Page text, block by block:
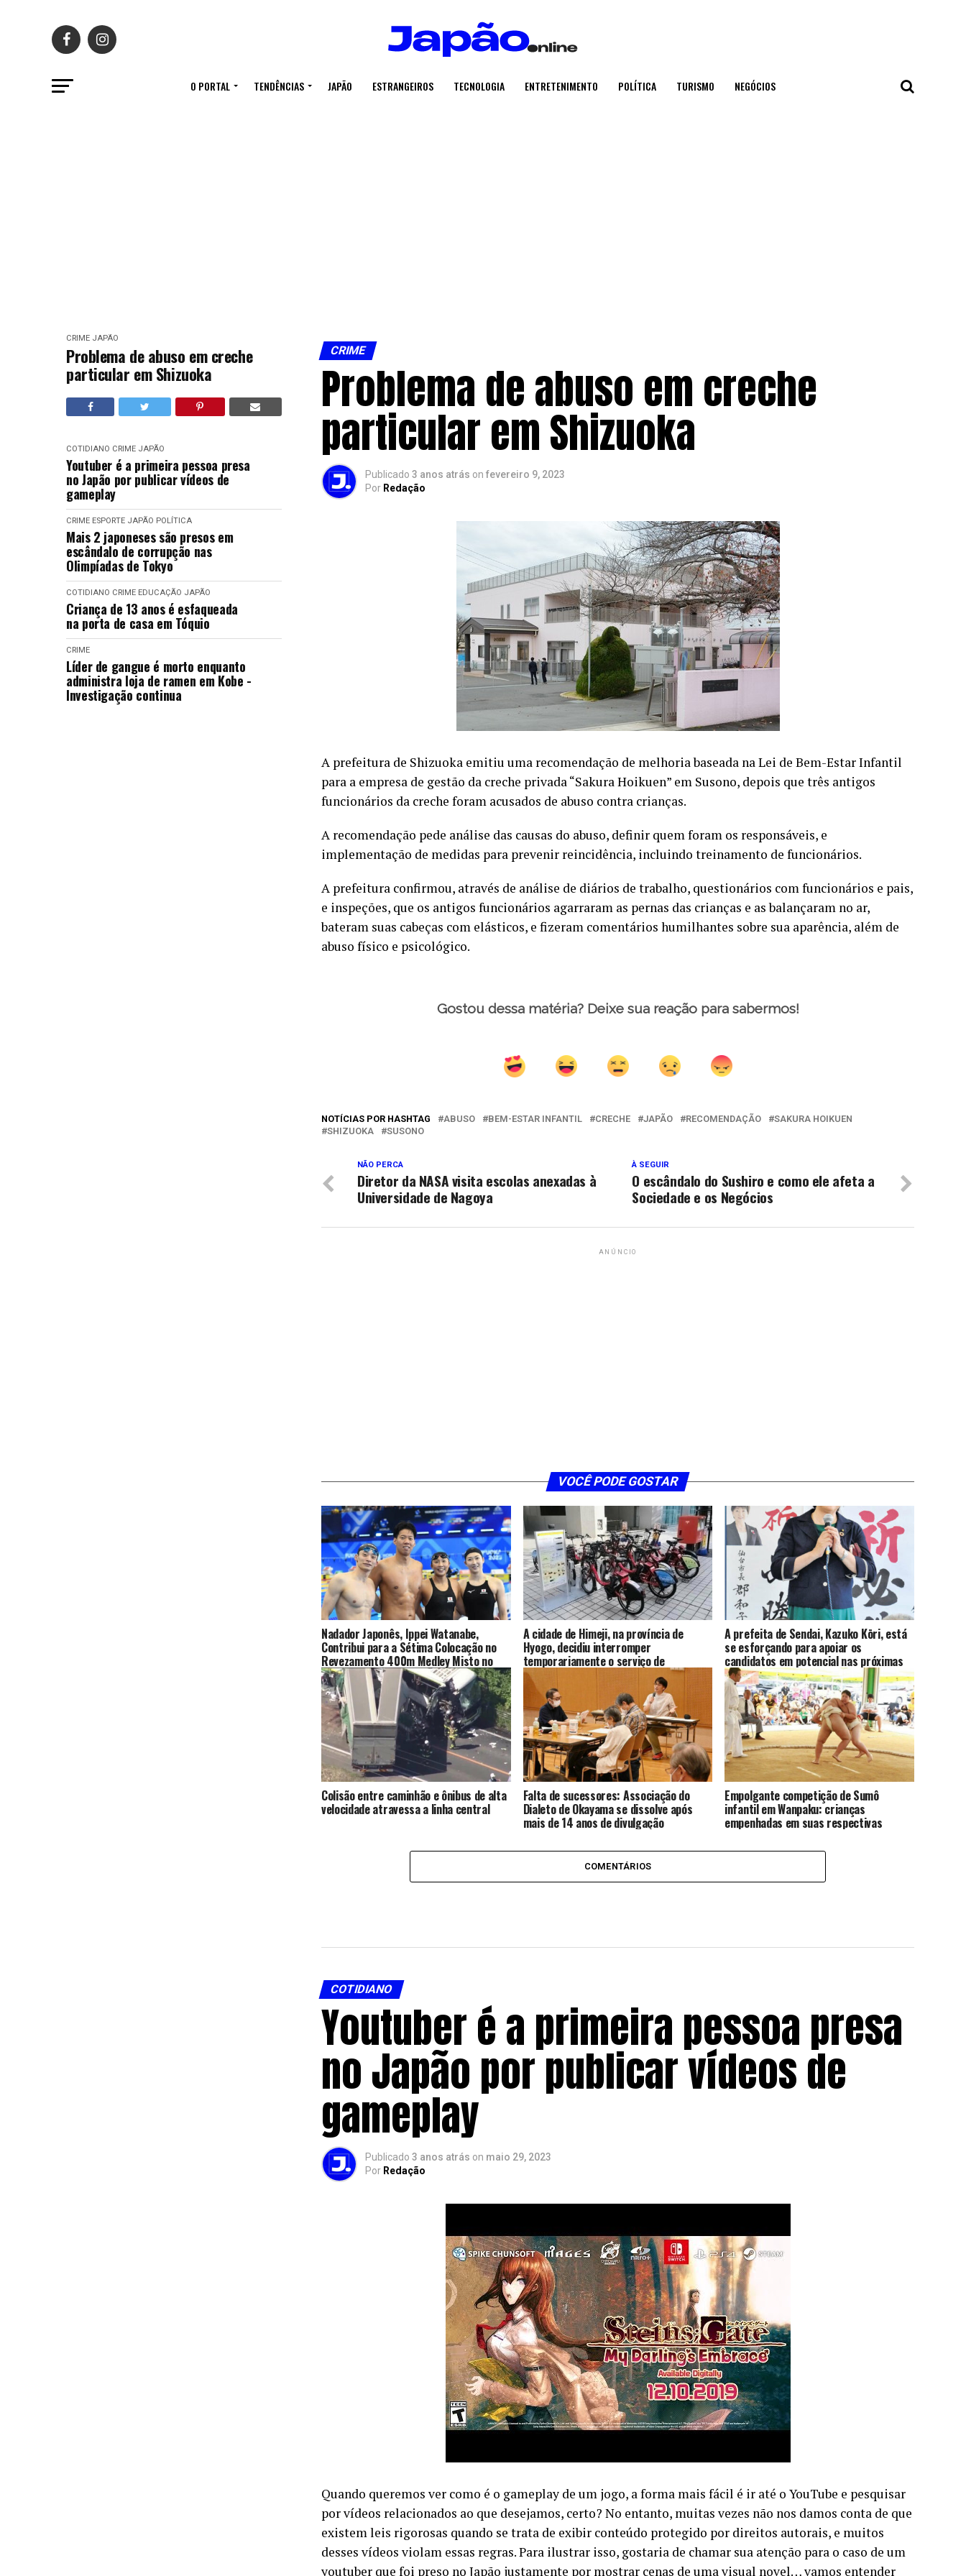
O PORTAL TENDÊNCIAS JAPÃO ESTRANGEIROS TECNOLOGIA ENTRETENIMENTO POLÍTICA TURISMO NEGÓCIOS
CRIME JAPÃO
Problema de abuso em creche
particular em Shizuoka
COTIDIANO CRIME JAPÃO
Youtuber é a primeira pessoa presa
no Japão por publicar vídeos de
gameplay
CRIME ESPORTE JAPÃO POLÍTICA
Mais 2 japoneses são presos em
escândalo de corrupção nas
Olimpíadas de Tokyo
COTIDIANO CRIME EDUCAÇÃO JAPÃO
Criança de 13 anos é esfaqueada
na porta de casa em Tóquio
CRIME
Líder de gangue é morto enquanto
administra loja de ramen em Kobe -
Investigação continua
CRIME
Problema de abuso em creche
particular em Shizuoka
Publicado 3 anos atrás on fevereiro 9, 2023
Por Redação
A prefeitura de Shizuoka emitiu uma recomendação de melhoria baseada na Lei de Bem-Estar Infantil
para a empresa de gestão da creche privada “Sakura Hoikuen” em Susono, depois que três antigos
funcionários da creche foram acusados de abuso contra crianças.
A recomendação pede análise das causas do abuso, definir quem foram os responsáveis, e
implementação de medidas para prevenir reincidência, incluindo treinamento de funcionários.
A prefeitura confirmou, através de análise de diários de trabalho, questionários com funcionários e pais,
e inspeções, que os antigos funcionários agarraram as pernas das crianças e as balançaram no ar,
bateram suas cabeças com elásticos, e fizeram comentários humilhantes sobre sua aparência, além de
abuso físico e psicológico.
Gostou dessa matéria? Deixe sua reação para sabermos!
NOTÍCIAS POR HASHTAG ABUSO BEM-ESTAR INFANTIL CRECHE JAPÃO RECOMENDAÇÃO
SAKURA HOIKUEN
SHIZUOKA
SUSONO
À SEGUIR
O escândalo do Sushiro e como ele afeta a
Sociedade e os Negócios
NÃO PERCA
Diretor da NASA visita escolas anexadas à
Universidade de Nagoya
ANÚNCIO
VOCÊ PODE GOSTAR
Nadador Japonês, Ippei Watanabe,
Contribui para a Sétima Colocação no
Revezamento 400m Medley Misto no
Campeonato Mundial de Natação em
Fukuoka
A cidade de Himeji, na província de
Hyogo, decidiu interromper
temporariamente o serviço de
compartilhamento de bicicletas
“Himechari”
A prefeita de Sendai, Kazuko Kōri, está
se esforçando para apoiar os
candidatos em potencial nas próximas
eleições para o conselho municipal de
Sendai
Colisão entre caminhão e ônibus de alta
velocidade atravessa a linha central
Falta de sucessores: Associação do
Dialeto de Okayama se dissolve após
mais de 14 anos de divulgação
Empolgante competição de Sumô
infantil em Wanpaku: crianças
empenhadas em suas respectivas
COMENTÁRIOS
COTIDIANO
Youtuber é a primeira pessoa presa
no Japão por publicar vídeos de
gameplay
Publicado 3 anos atrás on maio 29, 2023
Por Redação
Quando queremos ver como é o gameplay de um jogo, a forma mais fácil é ir até o YouTube e pesquisar
por vídeos relacionados ao que desejamos, certo? No entanto, muitas vezes não nos damos conta de que
existem leis rigorosas quando se trata de exibir conteúdo protegido por direitos autorais, e muitos
desses vídeos violam essas regras. Para ilustrar isso, gostaria de chamar sua atenção para o caso de um
youtuber que foi preso no Japão justamente por mostrar cenas de uma visual novel… vamos entender